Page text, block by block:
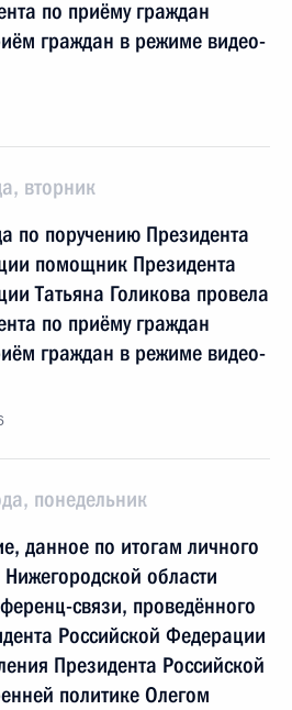
по приёму граждан
граждан в режиме видео-
вторник
по поручению Президента
помощник Президента
Татьяна Голикова провела
по приёму граждан
граждан в режиме видео-
понедельник
данное по итогам личного
области
связи, проведённого
Российской Федерации
Президента Российской
политике Олегом